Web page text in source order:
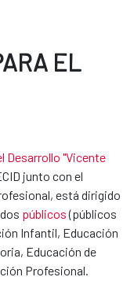
EL
Desarrollo "Vicente
junto con el
está dirigido
públicos(públicos
Infantil, Educación
Educación de​​
Profesional.